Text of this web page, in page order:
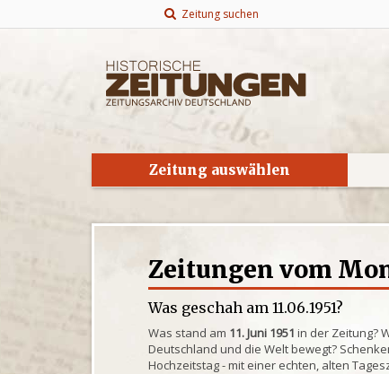
Zeitung suchen
Zeitung auswählen
Zeitungen vom
Was geschah am 11.06.1951?
Was stand am 11. Juni 1951 in der Zeitung?
Deutschland und die Welt bewegt?
Hochzeitstag - mit einer echten, alten